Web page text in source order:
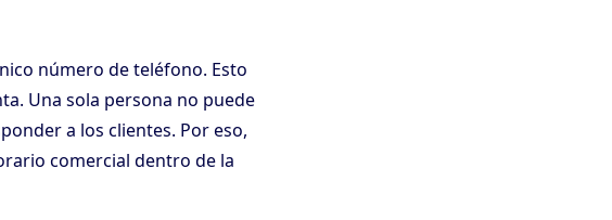
número de teléfono. Esto
Una sola persona no puede
a los clientes. Por eso,
comercial dentro de la